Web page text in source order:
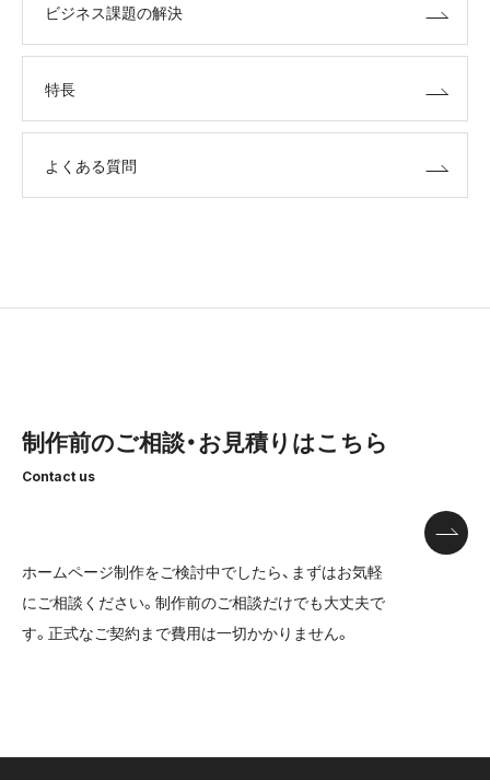
ビジネス課題の解決
特長
よくある質問
制作前のご相談・お見積りはこちら
Contact us
ホームページ制作をご検討中でしたら、まずはお気軽
にご相談ください。 制作前のご相談だけでも大丈夫で
す。正式なご契約まで費用は一切かかりません。